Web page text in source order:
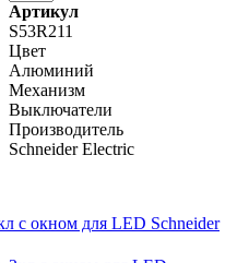
Артикул
S53R211
Цвет
Алюминий
Механизм
Выключатели
Производитель
Schneider Electric
с окном для LED Schneider